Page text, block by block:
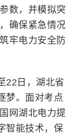
数，并模拟突
确保紧急情况
牢电力安全防
22日，湖北省
梦。面对考点
网湖北电力提
智能技术，保